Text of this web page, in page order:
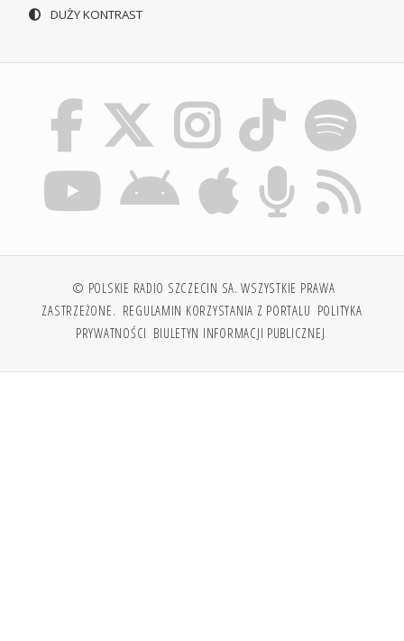
DUŻY KONTRAST
© POLSKIE RADIO SZCZECIN SA. WSZYSTKIE PRAWA
ZASTRZEŻONE. REGULAMIN KORZYSTANIA Z PORTALU POLITYKA
PRYWATNOŚCI BIULETYN INFORMACJI PUBLICZNEJ